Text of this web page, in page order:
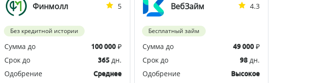
Финмолл 5
Без кредитной истории
Сумма до 100 000 ₽
Срок до
365 дн.
Одобрение
Среднее
ВебЗайм 4.3
Бесплатный займ
Сумма до 49 000₽
Срок до
98дн.
Одобрение
Высокое